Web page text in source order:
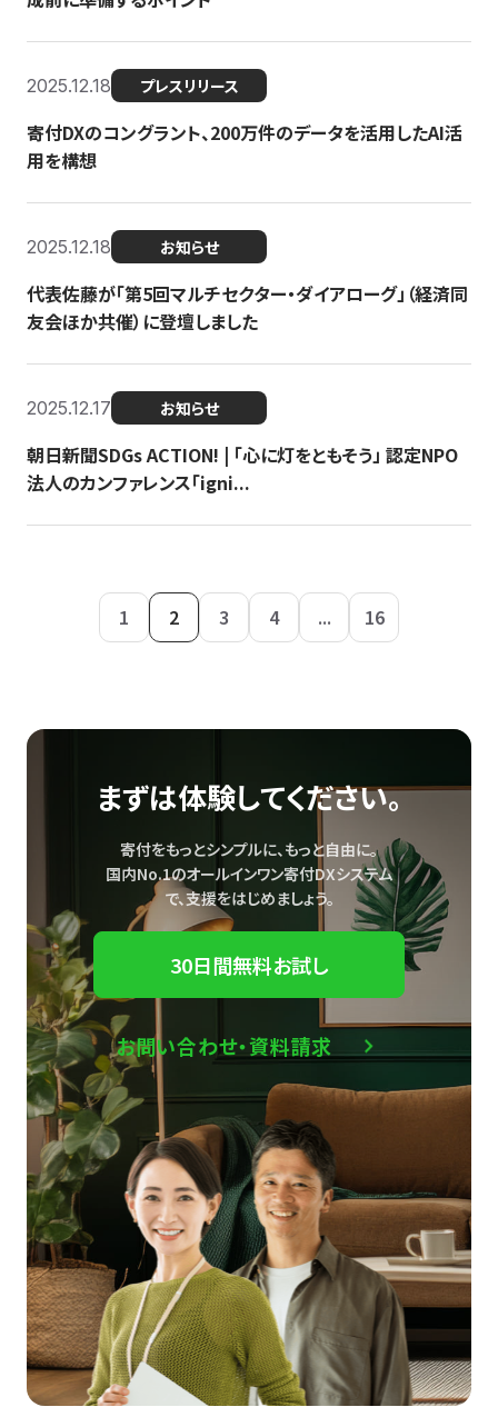
2025.12.18 プレスリリース
寄付DXのコングラント、200万件のデータを活用したAI活
用を構想
2025.12.18 お知らせ
代表佐藤が「第5回マルチセクター・ダイアローグ」（経済同
友会ほか共催）に登壇しました
2025.12.17 お知らせ
朝日新聞SDGs ACTION! | 「心に灯をともそう」 認定NPO
法人のカンファレンス「igni...
1 2 3 4 ... 16
まずは体験してください。
寄付をもっとシンプルに、もっと自由に。
国内No.1のオールインワン寄付DXシステム
で、支援をはじめましょう。
30日間無料お試し
お問い合わせ・資料請求